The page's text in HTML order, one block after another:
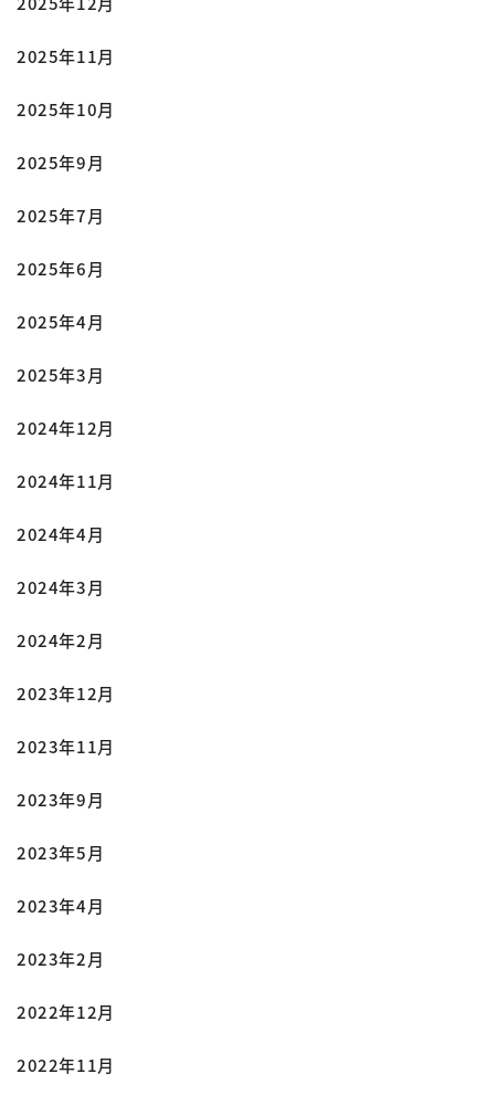
2025年11月
2025年10月
2025年9月
2025年7月
2025年6月
2025年4月
2025年3月
2024年12月
2024年11月
2024年4月
2024年3月
2024年2月
2023年12月
2023年11月
2023年9月
2023年5月
2023年4月
2023年2月
2022年12月
2022年11月